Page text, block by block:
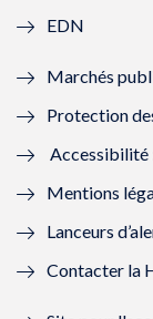
EDN
Marchés
Protection
Accessibilité
Mentions
Lanceurs
Contacter la